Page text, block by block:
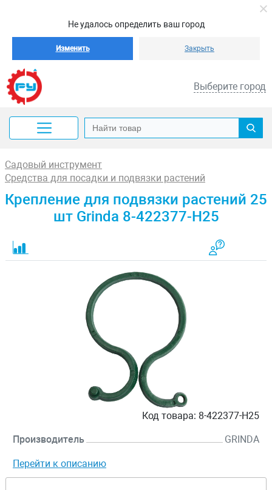
Не удалось определить ваш город
Изменить Закрыть
Выберите город
Садовый инструмент
Средства для посадки и подвязки растений
Крепление для подвязки растений 25
шт Grinda 8-422377-H25
Код товара: 8-422377-H25
Производитель GRINDA
Перейти к описанию